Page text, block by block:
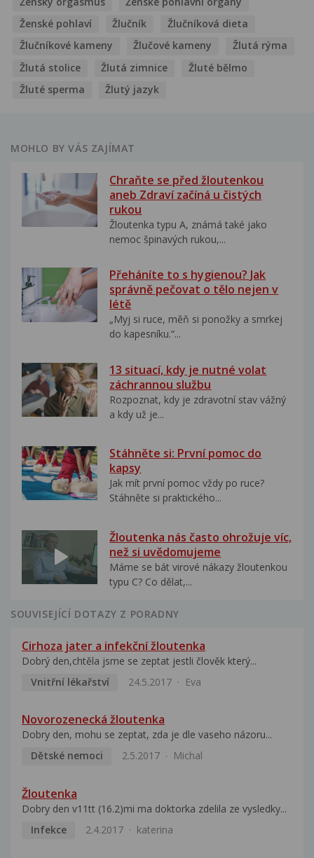
Ženské pohlaví
Žlučník
Žlučníková dieta
Žlučníkové kameny
Žlučové kameny
Žlutá rýma
Žlutá stolice
Žlutá zimnice
Žluté bělmo
Žluté sperma
Žlutý jazyk
MOHLO BY VÁS ZAJÍMAT
Chraňte se před žloutenkou
aneb Zdraví začíná u čistých
rukou
Žloutenka typu A, známá také jako
nemoc špinavých rukou,...
Přeháníte to s hygienou? Jak
správně pečovat o tělo nejen v
létě
„Myj si ruce, měň si ponožky a smrkej
do kapesníku.“...
13 situací, kdy je nutné volat
záchrannou službu
Rozpoznat, kdy je zdravotní stav vážný
a kdy už je...
Stáhněte si: První pomoc do
kapsy
Jak mít první pomoc vždy po ruce?
Stáhněte si praktického...
Žloutenka nás často ohrožuje víc,
než si uvědomujeme
Máme se bát virové nákazy žloutenkou
typu C? Co dělat,...
SOUVISEJÍCÍ DOTAZY Z PORADNY
Cirhoza jater a infekční žloutenka
Dobrý den,chtěla jsme se zeptat jestli člověk který...
Vnitřní lékařství
24.5.2017 Eva
Novorozenecká žloutenka
Dobry den, mohu se zeptat, zda je dle vaseho názoru...
Dětské nemoci
2.5.2017 Michal
Žloutenka
Dobry den v11tt (16.2)mi ma doktorka zdelila ze vysledky...
Infekce
2.4.2017 katerina